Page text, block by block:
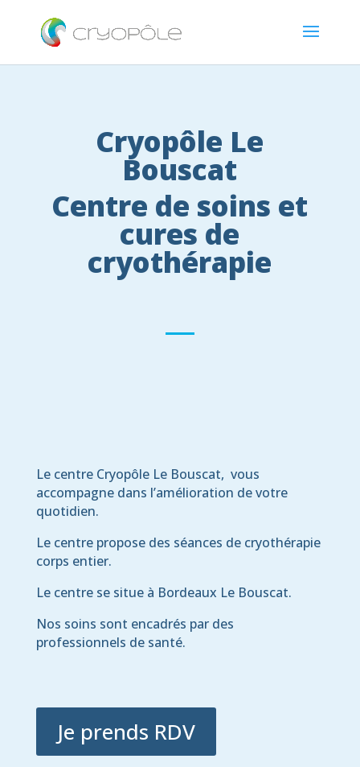
Cryopôle Le
Bouscat
Centre de soins et
cures de
cryothérapie
Le centre Cryopôle Le Bouscat, vous
accompagne dans l’amélioration de votre
quotidien.
Le centre propose des séances de cryothérapie
corps entier.
Le centre se situe à Bordeaux Le Bouscat.
Nos soins sont encadrés par des
professionnels de santé.
Je prends RDV